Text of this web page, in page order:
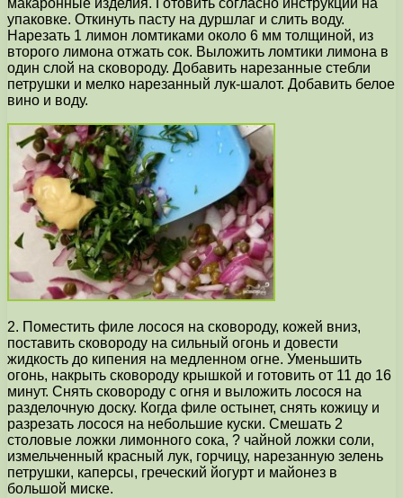
макаронные изделия. Готовить согласно инструкции на
упаковке. Откинуть пасту на дуршлаг и слить воду.
Нарезать 1 лимон ломтиками около 6 мм толщиной, из
второго лимона отжать сок. Выложить ломтики лимона в
один слой на сковороду. Добавить нарезанные стебли
петрушки и мелко нарезанный лук-шалот. Добавить белое
вино и воду.
2. Поместить филе лосося на сковороду, кожей вниз,
поставить сковороду на сильный огонь и довести
жидкость до кипения на медленном огне. Уменьшить
огонь, накрыть сковороду крышкой и готовить от 11 до 16
минут. Снять сковороду с огня и выложить лосося на
разделочную доску. Когда филе остынет, снять кожицу и
разрезать лосося на небольшие куски. Смешать 2
столовые ложки лимонного сока, ? чайной ложки соли,
измельченный красный лук, горчицу, нарезанную зелень
петрушки, каперсы, греческий йогурт и майонез в
большой миске.